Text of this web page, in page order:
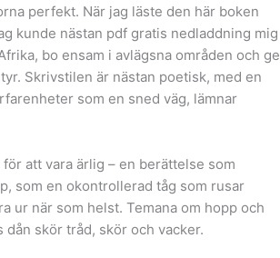
perfekt. När jag läste den här boken
kunde nästan pdf gratis nedladdning mig
bo ensam i avlägsna områden och ge
Skrivstilen är nästan poetisk, med en
som en sned väg, lämnar
att vara ärlig – en berättelse som
som en okontrollerad tåg som rusar
ur när som helst. Temana om hopp och
skör tråd, skör och vacker.